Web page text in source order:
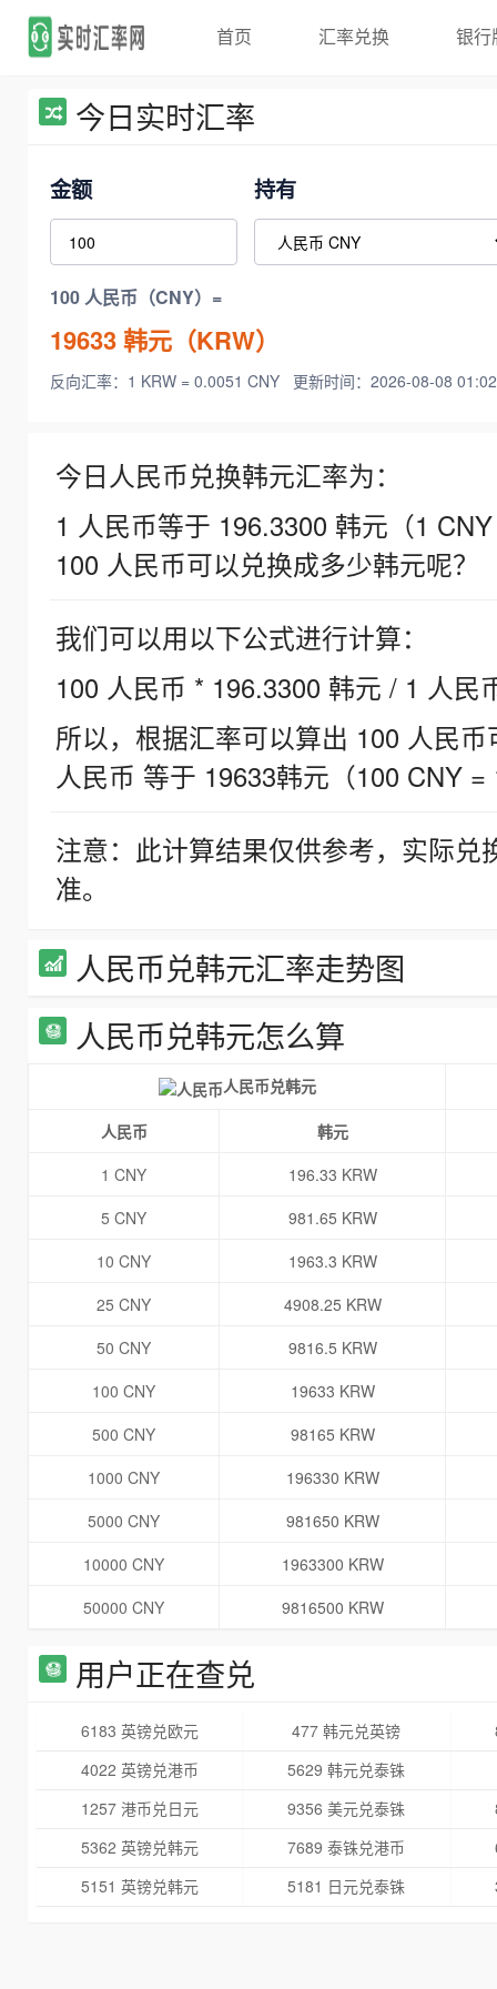
首页 汇率兑换 银行
今日实时汇率
金额 持有
100 人民币（CNY）=
19633韩元（KRW）
反向汇率：1 KRW = 0.0051 CNY 更新时间：2026-08-08
今日人民币兑换韩元汇率为：
1 人民币等于 196.3300 韩元（1
100 人民币可以兑换成多少韩元呢？
我们可以用以下公式进行计算：
100 人民币 * 196.3300 韩元 / 1 人民
所以，根据汇率可以算出 100 人民
人民币 等于 19633韩元（100 CNY =
注意：此计算结果仅供参考，实际
准。
人民币兑韩元汇率走势图
人民币兑韩元怎么算
人民币兑韩元
人民币
韩元
1 CNY
196.33 KRW
5 CNY
981.65 KRW
10 CNY
1963.3 KRW
25 CNY
4908.25 KRW
50 CNY
9816.5 KRW
100 CNY
19633 KRW
500 CNY
98165 KRW
1000 CNY
196330 KRW
5000 CNY
981650 KRW
10000 CNY
1963300 KRW
50000 CNY
9816500 KRW
用户正在查兑
6183 英镑兑欧元 477 韩元兑英镑
4022 英镑兑港币
5629 韩元兑泰铢
1257 港币兑日元
9356 美元兑泰铢
5362 英镑兑韩元
7689 泰铢兑港币
5151 英镑兑韩元
5181 日元兑泰铢